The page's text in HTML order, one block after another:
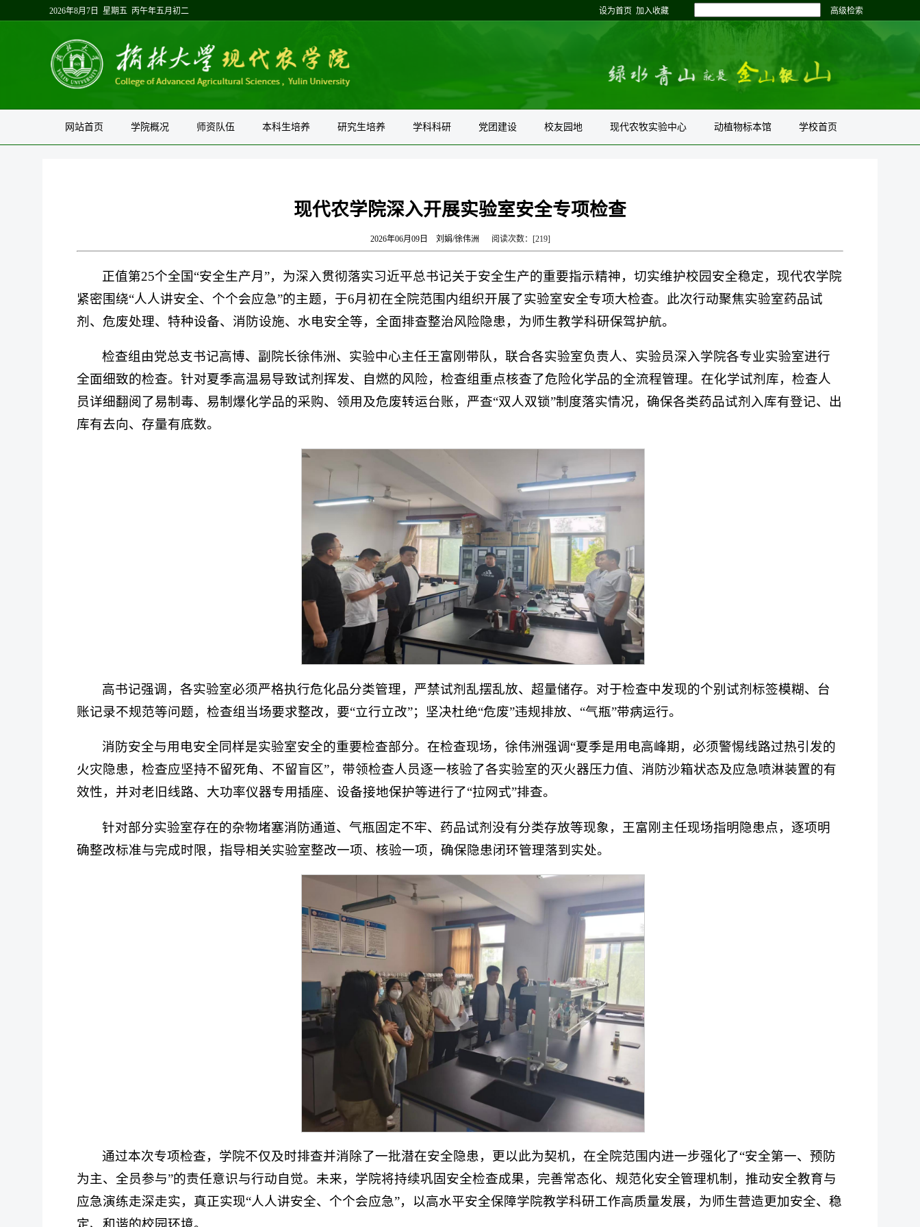
2026年8月7日 星期五 丙午年五月初二 设为首页 加入收藏 高级检索
网站首页 学院概况 师资队伍 本科生培养 研究生培养 学科科研 党团建设 校友园地 现代农牧实验中心 动植物标本馆 学校首页
现代农学院深入开展实验室安全专项检查
2026年06月09日 刘娟/徐伟洲 阅读次数：[219]
正值第25个全国“安全生产月”，为深入贯彻落实习近平总书记关于安全生产的重要指示精神，切实维护校园安全稳定，现代农学院
紧密围绕“人人讲安全、个个会应急”的主题，于6月初在全院范围内组织开展了实验室安全专项大检查。此次行动聚焦实验室药品试
剂、危废处理、特种设备、消防设施、水电安全等，全面排查整治风险隐患，为师生教学科研保驾护航。
检查组由党总支书记高博、副院长徐伟洲、实验中心主任王富刚带队，联合各实验室负责人、实验员深入学院各专业实验室进行
全面细致的检查。针对夏季高温易导致试剂挥发、自燃的风险，检查组重点核查了危险化学品的全流程管理。在化学试剂库，检查人
员详细翻阅了易制毒、易制爆化学品的采购、领用及危废转运台账，严查“双人双锁”制度落实情况，确保各类药品试剂入库有登记、出
库有去向、存量有底数。
高书记强调，各实验室必须严格执行危化品分类管理，严禁试剂乱摆乱放、超量储存。对于检查中发现的个别试剂标签模糊、台
账记录不规范等问题，检查组当场要求整改，要“立行立改”；坚决杜绝“危废”违规排放、“气瓶”带病运行。
消防安全与用电安全同样是实验室安全的重要检查部分。在检查现场，徐伟洲强调“夏季是用电高峰期，必须警惕线路过热引发的
火灾隐患，检查应坚持不留死角、不留盲区”，带领检查人员逐一核验了各实验室的灭火器压力值、消防沙箱状态及应急喷淋装置的有
效性，并对老旧线路、大功率仪器专用插座、设备接地保护等进行了“拉网式”排查。
针对部分实验室存在的杂物堵塞消防通道、气瓶固定不牢、药品试剂没有分类存放等现象，王富刚主任现场指明隐患点，逐项明
确整改标准与完成时限，指导相关实验室整改一项、核验一项，确保隐患闭环管理落到实处。
通过本次专项检查，学院不仅及时排查并消除了一批潜在安全隐患，更以此为契机，在全院范围内进一步强化了“安全第一、预防
为主、全员参与”的责任意识与行动自觉。未来，学院将持续巩固安全检查成果，完善常态化、规范化安全管理机制，推动安全教育与
应急演练走深走实，真正实现“人人讲安全、个个会应急”，以高水平安全保障学院教学科研工作高质量发展，为师生营造更加安全、稳
定、和谐的校园环境。